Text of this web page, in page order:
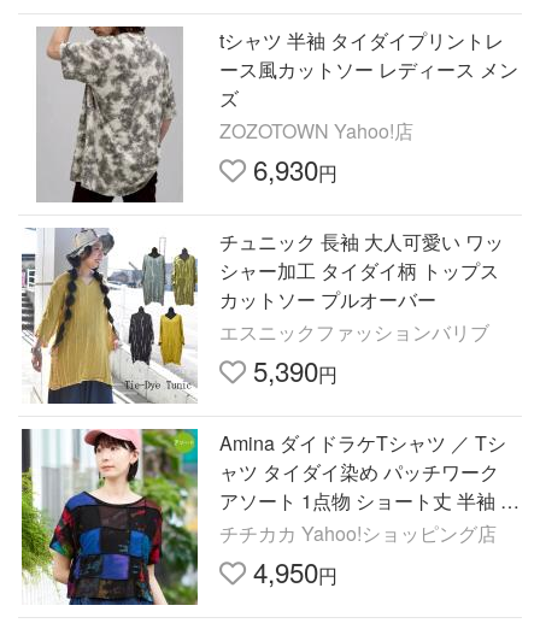
tシャツ 半袖 タイダイプリントレ
ース風カットソー レディース メン
ズ
ZOZOTOWN Yahoo!店
6,930円
チュニック 長袖 大人可愛い ワッ
シャー加工 タイダイ柄 トップス
カットソー プルオーバー
エスニックファッションバリブ
5,390円
Amina ダイドラケTシャツ ／ Tシ
ャツ タイダイ染め パッチワーク
アソート 1点物 ショート丈 半袖 ラ
ウンドネックトップス カットソー
プルオーバー ps
チチカカ Yahoo!ショッピング店
4,950円